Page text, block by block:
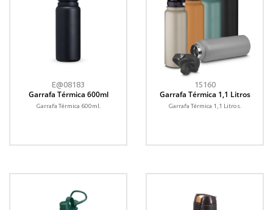
E@08183
Garrafa Térmica 600ml
Garrafa Térmica 600ml.
15160
Garrafa Térmica 1,1 Litros
Garrafa Térmica 1,1 Litros.